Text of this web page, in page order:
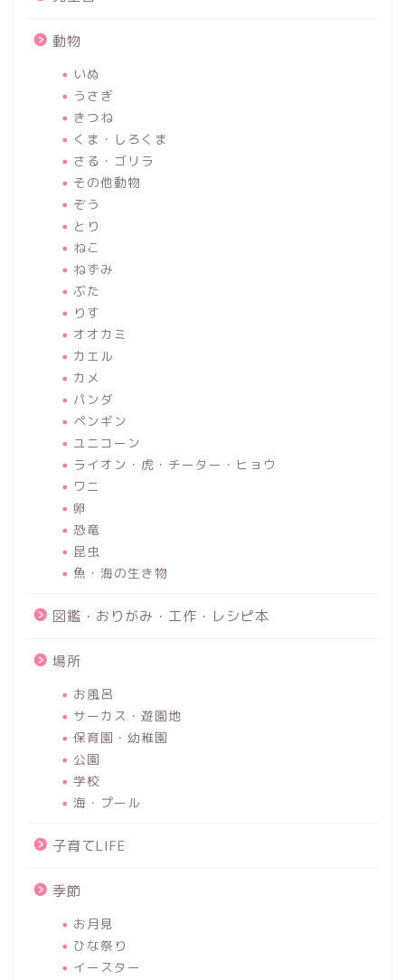
動物
いぬ
うさぎ
きつね
くま・しろくま
さる・ゴリラ
その他動物
ぞう
とり
ねこ
ねずみ
ぶた
りす
オオカミ
カエル
カメ
パンダ
ペンギン
ユニコーン
ライオン・虎・チーター・ヒョウ
ワニ
卵
恐竜
昆虫
魚・海の生き物
図鑑・おりがみ・工作・レシピ本
場所
お風呂
サーカス・遊園地
保育園・幼稚園
公園
学校
海・プール
子育てLIFE
季節
お月見
ひな祭り
イースター